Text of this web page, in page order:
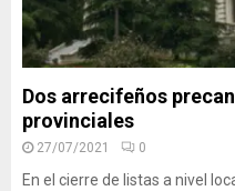
Dos arrecifeños
provinciales
27/07/2021 0
En el cierre de listas a nivel